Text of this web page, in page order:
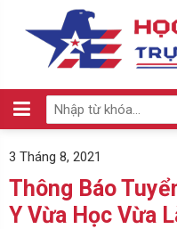
3 Tháng 8, 2021
Thông Báo
Y Vừa Học Vừa